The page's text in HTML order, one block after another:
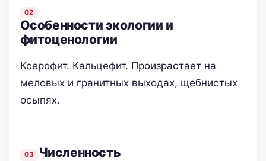
Особенности экологии и
фитоценологии
Ксерофит. Кальцефит. Произрастает на
меловых и гранитных выходах, щебнистых
осыпях.
Численность